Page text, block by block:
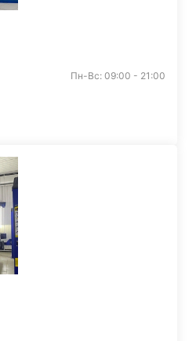
Пн-Вс: 09:00 - 21:00